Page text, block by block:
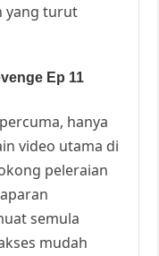
yang turut
Ep 11
hanya
video utama di
peleraian
semula
mudah